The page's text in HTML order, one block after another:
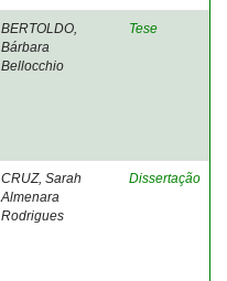
BERTOLDO,
Bárbara
Bellocchio
Tese
CRUZ, Sarah
Almenara
Rodrigues
Dissertação